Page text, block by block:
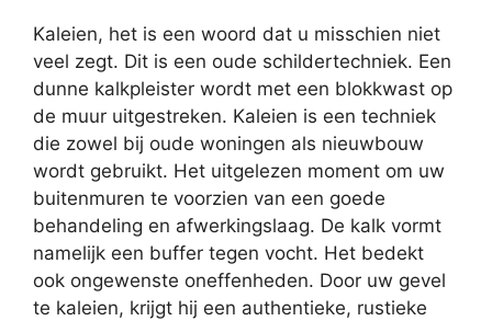
Kaleien, het is een woord dat u misschien niet
veel zegt. Dit is een oude schildertechniek. Een
dunne kalkpleister wordt met een blokkwast op
de muur uitgestreken. Kaleien is een techniek
die zowel bij oude woningen als nieuwbouw
wordt gebruikt. Het uitgelezen moment om uw
buitenmuren te voorzien van een goede
behandeling en afwerkingslaag. De kalk vormt
namelijk een buffer tegen vocht. Het bedekt
ook ongewenste oneffenheden. Door uw gevel
te kaleien, krijgt hij een authentieke, rustieke